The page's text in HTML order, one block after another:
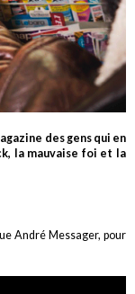
des gens qui en
la mauvaise foi et la
André Messager, pour